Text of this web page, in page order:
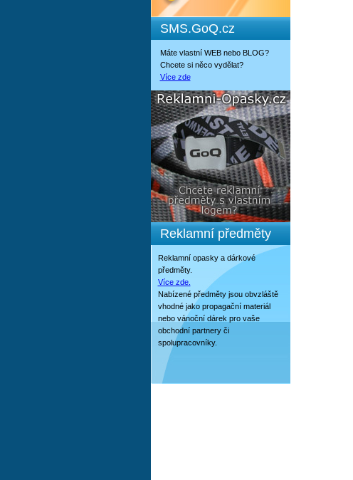
SMS.GoQ.cz
Máte vlastní WEB nebo BLOG?
Chcete si něco vydělat?
Více zde
Reklamní předměty
Reklamní opasky a dárkové
předměty.
Více zde.
Nabízené předměty jsou obvzláště
vhodné jako propagační materiál
nebo vánoční dárek pro vaše
obchodní partnery či
spolupracovníky.